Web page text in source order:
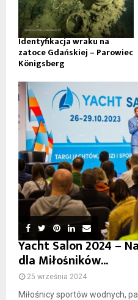
Identyfikacja wraku na
zatoce Gdańskiej – Parowiec
Königsberg
Yacht Salon 2024 –
dla Miłośników...
25 września 2024
Miłośnicy sportów wodnych,